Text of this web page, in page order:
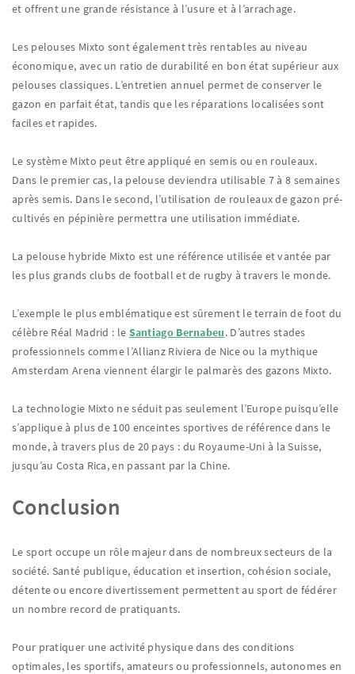
et offrent une grande résistance à l’usure et à l’arrachage.
Les pelouses Mixto sont également très rentables au niveau
économique, avec un ratio de durabilité en bon état supérieur aux
pelouses classiques. L’entretien annuel permet de conserver le
gazon en parfait état, tandis que les réparations localisées sont
faciles et rapides.
Le système Mixto peut être appliqué en semis ou en rouleaux.
Dans le premier cas, la pelouse deviendra utilisable 7 à 8 semaines
après semis. Dans le second, l’utilisation de rouleaux de gazon pré-
cultivés en pépinière permettra une utilisation immédiate.
La pelouse hybride Mixto est une référence utilisée et vantée par
les plus grands clubs de football et de rugby à travers le monde.
L’exemple le plus emblématique est sûrement le terrain de foot du
célèbre Réal Madrid : le Santiago Bernabeu. D’autres stades
professionnels comme l’Allianz Riviera de Nice ou la mythique
Amsterdam Arena viennent élargir le palmarès des gazons Mixto.
La technologie Mixto ne séduit pas seulement l’Europe puisqu’elle
s’applique à plus de 100 enceintes sportives de référence dans le
monde, à travers plus de 20 pays : du Royaume-Uni à la Suisse,
jusqu’au Costa Rica, en passant par la Chine.
Conclusion
Le sport occupe un rôle majeur dans de nombreux secteurs de la
société. Santé publique, éducation et insertion, cohésion sociale,
détente ou encore divertissement permettent au sport de fédérer
un nombre record de pratiquants.
Pour pratiquer une activité physique dans des conditions
optimales, les sportifs, amateurs ou professionnels, autonomes en